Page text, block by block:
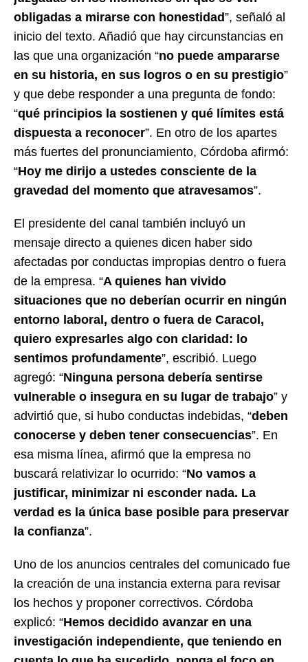
obligadas a mirarse con honestidad”, señaló al
inicio del texto. Añadió que hay circunstancias en
las que una organización “no puede ampararse
en su historia, en sus logros o en su prestigio”
y que debe responder a una pregunta de fondo:
“qué principios la sostienen y qué límites está
dispuesta a reconocer”. En otro de los apartes
más fuertes del pronunciamiento, Córdoba afirmó:
“Hoy me dirijo a ustedes consciente de la
gravedad del momento que atravesamos”.
El presidente del canal también incluyó un
mensaje directo a quienes dicen haber sido
afectadas por conductas impropias dentro o fuera
de la empresa. “A quienes han vivido
situaciones que no deberían ocurrir en ningún
entorno laboral, dentro o fuera de Caracol,
quiero expresarles algo con claridad: lo
sentimos profundamente”, escribió. Luego
agregó: “Ninguna persona debería sentirse
vulnerable o insegura en su lugar de trabajo” y
advirtió que, si hubo conductas indebidas, “deben
conocerse y deben tener consecuencias”. En
esa misma línea, afirmó que la empresa no
buscará relativizar lo ocurrido: “No vamos a
justificar, minimizar ni esconder nada. La
verdad es la única base posible para preservar
la confianza”.
Uno de los anuncios centrales del comunicado fue
la creación de una instancia externa para revisar
los hechos y proponer correctivos. Córdoba
explicó: “Hemos decidido avanzar en una
investigación independiente, que teniendo en